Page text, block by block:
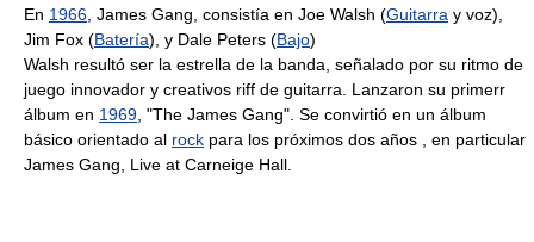
En 1966 , James Gang, consistía en Joe Walsh (Guitarra y voz),
Jim Fox (Batería), y Dale Peters (Bajo)
Walsh resultó ser la estrella de la banda, señalado por su ritmo de
juego innovador y creativos riff de guitarra. Lanzaron su primerr
álbum en 1969 , "The James Gang". Se convirtió en un álbum
básico orientado al rock para los próximos dos años , en particular
James Gang, Live at Carneige Hall.